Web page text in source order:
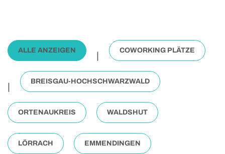
ALLE ANZEIGEN | COWORKING PLÄTZE
| BREISGAU-HOCHSCHWARZWALD
ORTENAUKREIS WALDSHUT
LÖRRACH EMMENDINGEN